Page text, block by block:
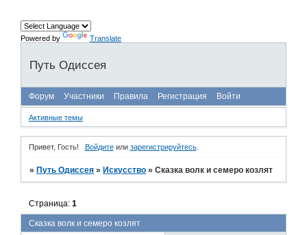
Powered by Translate
Путь Одиссея
Форум Участники Правила Регистрация Войти
Активные темы
Привет, Гость! Войдитеили зарегистрируйтесь.
» Путь Одиссея » Искусство »Сказка волк и семеро козлят
Сказка волк и семеро козлят
Страница:1